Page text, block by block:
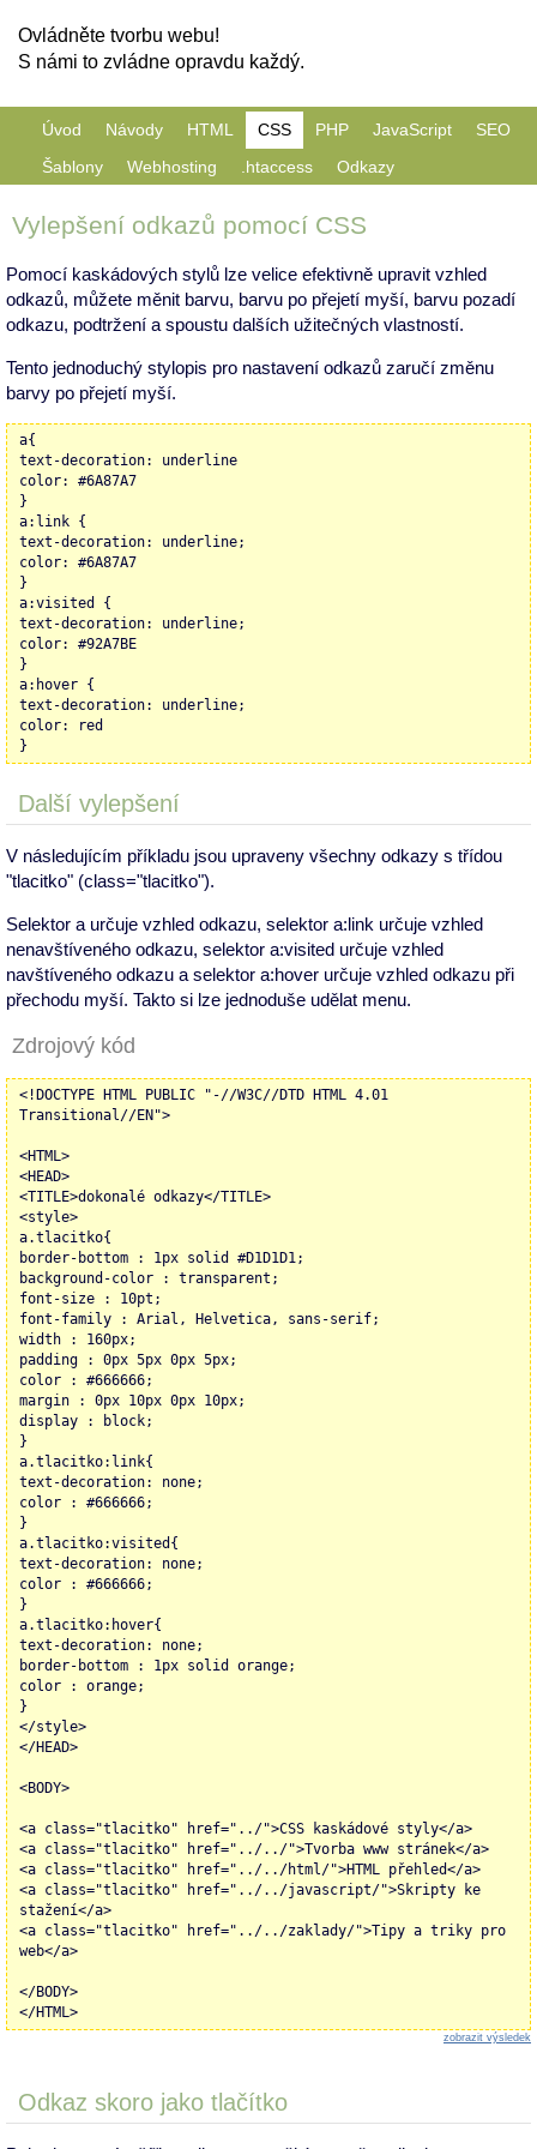
Ovládněte tvorbu webu!
S námi to zvládne opravdu každý.
Úvod Návody HTML CSS PHP JavaScript
SEO
Šablony
Webhosting .htaccess Odkazy
Vylepšení odkazů pomocí CSS
Pomocí kaskádových stylů lze velice efektivně upravit vzhled
odkazů, můžete měnit barvu, barvu po přejetí myší, barvu pozadí
odkazu, podtržení a spoustu dalších užitečných vlastností.
Tento jednoduchý stylopis pro nastavení odkazů zaručí změnu
barvy po přejetí myší.
a{
text-decoration: underline
color: #6A87A7
}
a:link {
text-decoration: underline;
color: #6A87A7
}
a:visited {
text-decoration: underline;
color: #92A7BE
}
a:hover {
text-decoration: underline;
color: red
}
Další vylepšení
V následujícím příkladu jsou upraveny všechny odkazy s třídou
"tlacitko" (class="tlacitko").
Selektor a určuje vzhled odkazu, selektor a:link určuje vzhled
nenavštíveného odkazu, selektor a:visited určuje vzhled
navštíveného odkazu a selektor a:hover určuje vzhled odkazu při
přechodu myší. Takto si lze jednoduše udělat menu.
Zdrojový kód
<!DOCTYPE HTML PUBLIC "-//W3C//DTD HTML 4.01
Transitional//EN">
<HTML>
<HEAD>
<TITLE>dokonalé odkazy</TITLE>
<style>
a.tlacitko{
border-bottom : 1px solid #D1D1D1;
background-color : transparent;
font-size : 10pt;
font-family : Arial, Helvetica, sans-serif;
width : 160px;
padding : 0px 5px 0px 5px;
color : #666666;
margin : 0px 10px 0px 10px;
display : block;
}
a.tlacitko:link{
text-decoration: none;
color : #666666;
}
a.tlacitko:visited{
text-decoration: none;
color : #666666;
}
a.tlacitko:hover{
text-decoration: none;
border-bottom : 1px solid orange;
color : orange;
}
</style>
</HEAD>
<BODY>
<a class="tlacitko" href="../">CSS kaskádové styly</a>
<a class="tlacitko" href="../../">Tvorba www stránek</a>
<a class="tlacitko" href="../../html/">HTML přehled</a>
<a class="tlacitko" href="../../javascript/">Skripty ke
stažení</a>
<a class="tlacitko" href="../../zaklady/">Tipy a triky pro
web</a>
</BODY>
</HTML>
zobrazit výsledek
Odkaz skoro jako tlačítko